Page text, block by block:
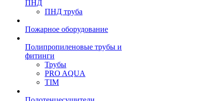
ПНД
ПНД труба
Пожарное оборудование
Полипропиленовые трубы и
фитинги
Трубы
PRO AQUA
TIM